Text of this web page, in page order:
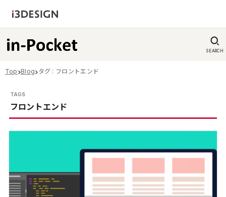
SEARCH
Top Blog タグ : フロントエンド
フロントエンド